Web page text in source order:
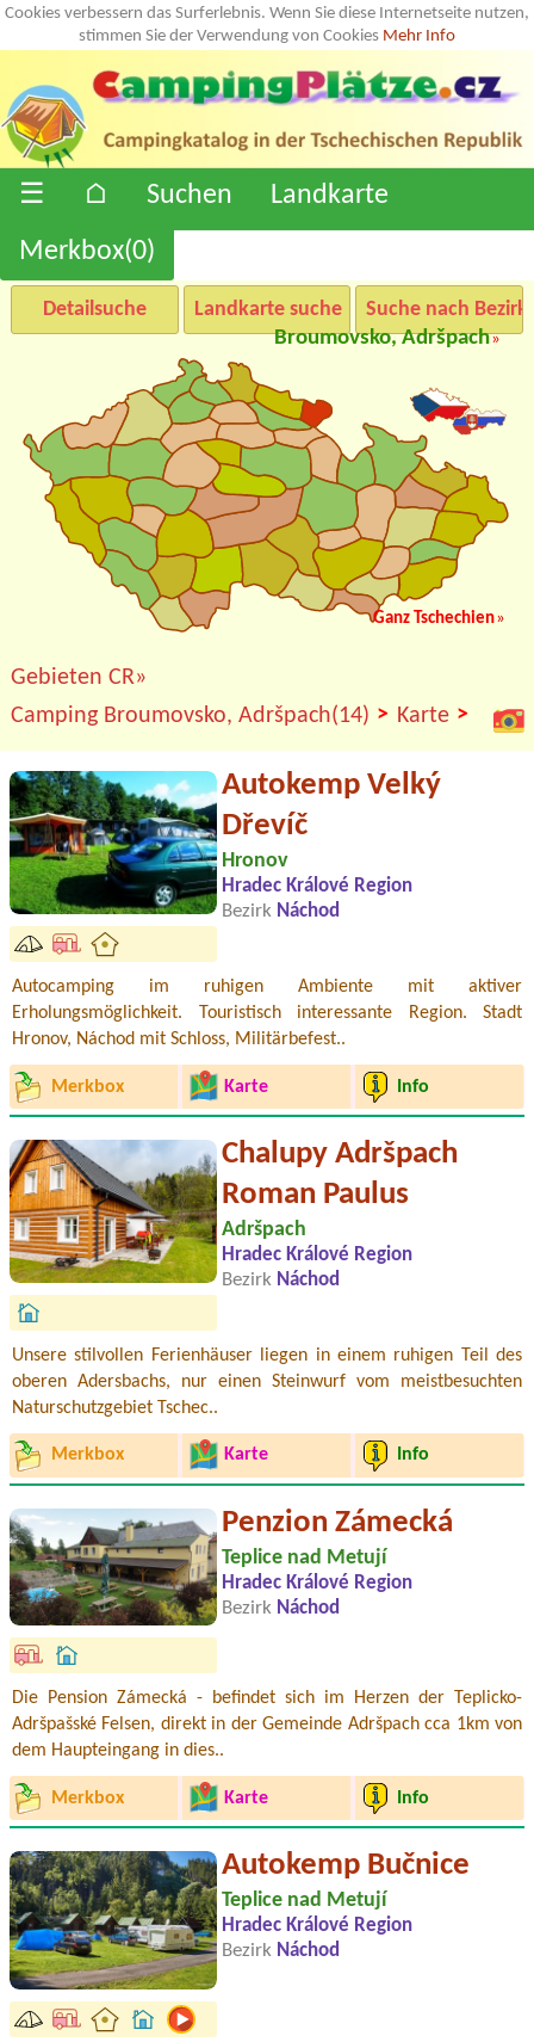
Cookies verbessern das Surferlebnis. Wenn Sie diese Internetseite nutzen,
stimmen Sie der Verwendung von Cookies Mehr Info
☰ ⌂ Suchen
Landkarte
Merkbox(0)
Detailsuche Landkarte suche
Suche nach
Broumovsko, Adršpach»
Ganz Tschechien»
Gebieten CR»
Camping Broumovsko, Adršpach(14) > Karte >
Autokemp Velký
Dřevíč
Hronov
Hradec Králové Region
Bezirk Náchod
Autocamping im ruhigen Ambiente mit aktiver
Erholungsmöglichkeit. Touristisch interessante Region. Stadt
Hronov, Náchod mit Schloss, Militärbefest..
Merkbox Karte Info
Chalupy Adršpach
Roman Paulus
Adršpach
Hradec Králové Region
Bezirk Náchod
Unsere stilvollen Ferienhäuser liegen in einem ruhigen Teil des
oberen Adersbachs, nur einen Steinwurf vom meistbesuchten
Naturschutzgebiet Tschec..
Merkbox Karte Info
Penzion Zámecká
Teplice nad Metují
Hradec Králové Region
Bezirk Náchod
Die Pension Zámecká - befindet sich im Herzen der Teplicko-
Adršpašské Felsen, direkt in der Gemeinde Adršpach cca 1km von
dem Haupteingang in dies..
Merkbox Karte Info
Autokemp Bučnice
Teplice nad Metují
Hradec Králové Region
Bezirk Náchod